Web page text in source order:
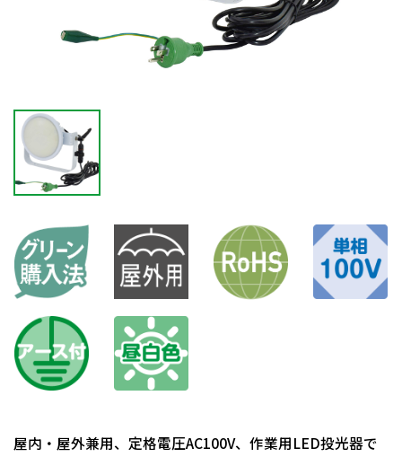
屋内・屋外兼用、定格電圧AC100V、作業用LED投光器で